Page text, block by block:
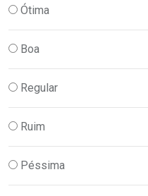
Ótima
Boa
Regular
Ruim
Péssima